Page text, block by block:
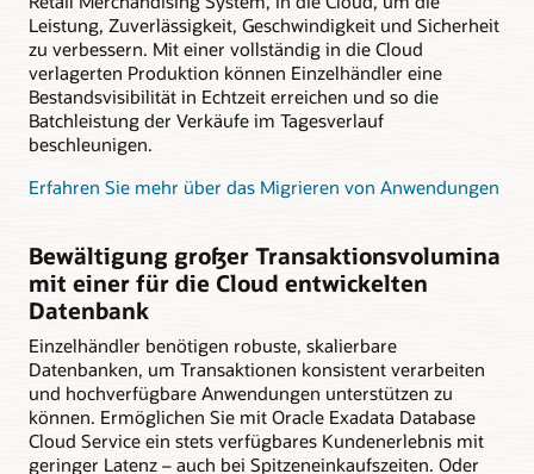
Leistung, Zuverlässigkeit, Geschwindigkeit und Sicherheit
zu verbessern. Mit einer vollständig in die Cloud
verlagerten Produktion können Einzelhändler eine
Bestandsvisibilität in Echtzeit erreichen und so die
Batchleistung der Verkäufe im Tagesverlauf
beschleunigen.
Erfahren Sie mehr über das Migrieren von Anwendungen
Bewältigung großer Transaktionsvolumina
mit einer für die Cloud entwickelten
Datenbank
Einzelhändler benötigen robuste, skalierbare
Datenbanken, um Transaktionen konsistent verarbeiten
und hochverfügbare Anwendungen unterstützen zu
können. Ermöglichen Sie mit Oracle Exadata Database
Cloud Service ein stets verfügbares Kundenerlebnis mit
geringer Latenz – auch bei Spitzeneinkaufszeiten. Oder